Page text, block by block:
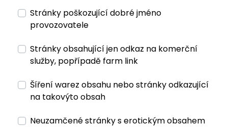
Stránky poškozující dobré jméno
provozovatele
Stránky obsahující jen odkaz na komerční
služby, popřípadě farm link
Šíření warez obsahu nebo stránky odkazující
na takovýto obsah
Neuzamčené stránky s erotickým obsahem